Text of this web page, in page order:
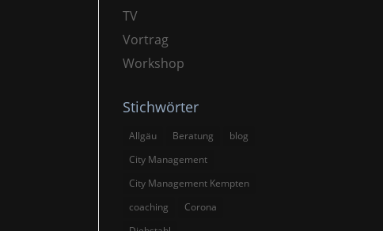
TV
Vortrag
Workshop
Stichwörter
Allgäu Beratung
blog
City Management
City Management Kempten
coaching
Corona